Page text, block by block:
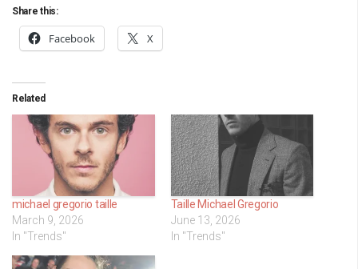
Share this:
Facebook X
Related
michael gregorio taille
March 9, 2026
In "Trends"
Taille Michael Gregorio
June 13, 2026
In "Trends"